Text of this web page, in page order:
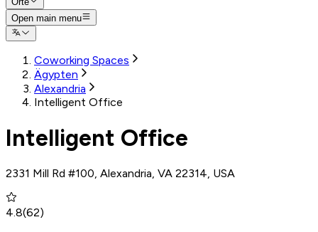
Open main menu
Coworking Spaces
Ägypten
Alexandria
Intelligent Office
Intelligent Office
2331 Mill Rd #100, Alexandria, VA 22314, USA
4.8(62)